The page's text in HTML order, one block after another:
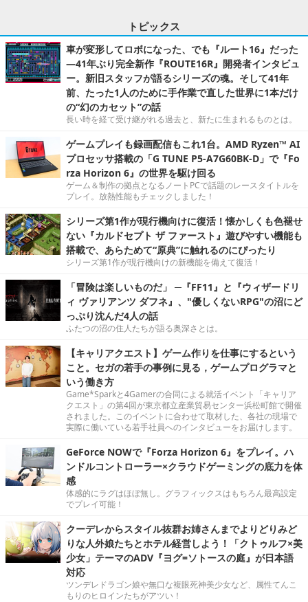
トピックス
車が変形してロボになった、でも『ルート16』だった
―41年ぶり完全新作『ROUTE16R』開発者インタビュ
ー。新旧スタッフが語るシリーズの魂。そして41年
前、たった1人のために手作業で直した世界に1本だけ
の“幻のカセット”の話
長い時を経て受け継がれる過去と、新たに生まれるものとは。
ゲームプレイも録画配信もこれ1台。AMD Ryzen™ AI
プロセッサ搭載の「G TUNE P5-A7G60BK-D」で『Fo
rza Horizon 6』の世界を駆け回る
ゲーム＆制作の拠点となるノートPCで話題のレースタイトルを
プレイ。放熱性能もチェックしました！
シリーズ第1作が現行機向けに復活！懐かしくも色褪せ
ない『カルドセプト ザ ファースト』遊びやすい機能も
搭載で、あらためて“原典”に触れるのにぴったり
シリーズ第1作が現行機向けの新機能を備えて復活！
「冒険は楽しいものだ」 ─『FF11』と『ウィザードリ
ィ ヴァリアンツ ダフネ』、"優しくないRPG"の沼にど
っぷり沈んだ4人の話
ふたつの沼の住人たちが語る奥深さとは。
【キャリアクエスト】ゲーム作りを仕事にするという
こと。セガの若手の事例に見る，ゲームプログラマと
いう働き方
Game*Sparkと4Gamerの合同による就活イベント「キャリア
クエスト」の第4回が東京都立産業貿易センター浜松町館で開催
されました。このイベントに合わせて取材した、各社の現場で
実際に働いている若手社員へのインタビューをお届けします。
GeForce NOWで『Forza Horizon 6』をプレイ。ハ
ンドルコントローラー×クラウドゲーミングの底力を体
感
体感的にラグはほぼ無し。グラフィックスはもちろん最高設定
でプレイ可能！
クーデレからスタイル抜群お姉さんまでよりどりみど
りな人外娘たちとホテル経営しよう！「クトゥルフ×美
少女」テーマのADV『ヨグ=ソトースの庭』が日本語
対応
ツンデレドラゴン娘や無口な複眼死神美少女など、属性てんこ
もりのヒロインたちがアツい！